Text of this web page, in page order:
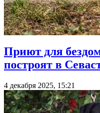
Приют для
построят в
4 декабря 2025, 15:21